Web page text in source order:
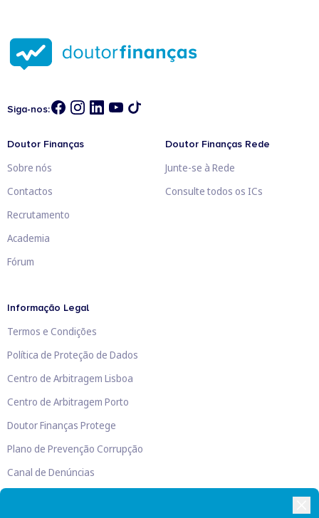
Siga-nos:
Doutor Finanças
Sobre nós
Contactos
Recrutamento
Academia
Fórum
Doutor Finanças Rede
Junte-se à Rede
Consulte todos os ICs
Informação Legal
Termos e Condições
Política de Proteção de Dados
Centro de Arbitragem Lisboa
Centro de Arbitragem Porto
Doutor Finanças Protege
Plano de Prevenção Corrupção
Canal de Denúncias